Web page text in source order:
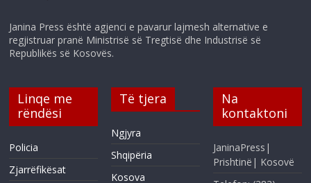
Janina Press është agjenci e pavarur lajmesh alternative e
regjistruar pranë Ministrisë së Tregtisë dhe Industrisë së
Republikës së Kosovës.
Linqe me
rëndësi
Policia
Zjarrëfikësat
Të tjera
Ngjyra
Shqipëria
Kosova
Na
kontaktoni
JaninaPress|
Prishtinë| Kosovë